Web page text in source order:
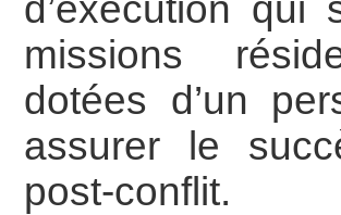
d’exécution qui
missions
dotées d’un
assurer le
post-conflit.